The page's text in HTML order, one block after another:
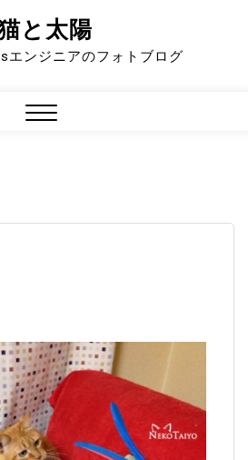
と太陽
エンジニアのフォトブログ